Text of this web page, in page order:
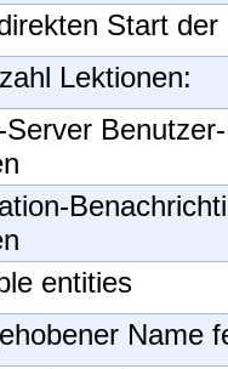
Start der
Lektionen:
Server
entities
Name